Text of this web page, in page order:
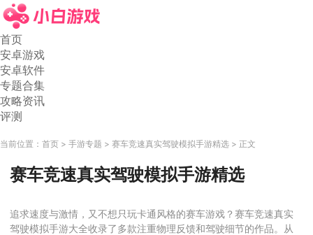
首页
安卓游戏
安卓软件
专题合集
攻略资讯
评测
当前位置： 首页 手游专题 赛车竞速真实驾驶模拟手游精选 正文
赛车竞速真实驾驶模拟手游精选
追求速度与激情，又不想只玩卡通风格的赛车游戏？赛车竞速真实
驾驶模拟手游大全收录了多款注重物理反馈和驾驶细节的作品。从